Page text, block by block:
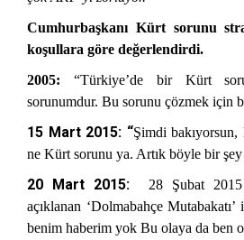
Cumhurbaşkanı Kürt sorunu
koşullara göre değerlendirdi.
2005: “Türkiye’de bir Kürt
sorunumdur. Bu sorunu çözmek için
15 Mart 2015: “Şimdi
ne Kürt sorunu ya. Artık böyle bir
20 Mart 2015: 28 Şubat 2015
açıklanan ‘Dolmabahçe
benim haberim yok Bu olaya da ben